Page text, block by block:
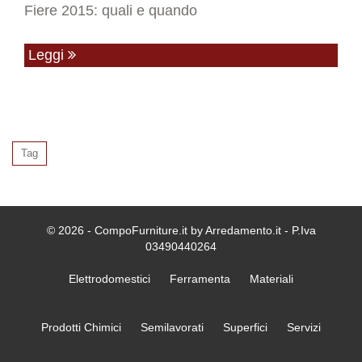
Fiere 2015: quali e quando
Leggi
Tag
© 2026 - CompoFurniture.it by Arredamento.it - P.Iva
03490440264
Elettrodomestici Ferramenta Materiali
Prodotti Chimici Semilavorati Superfici Servizi